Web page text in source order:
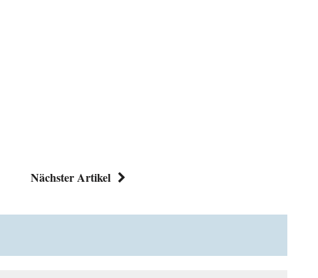
Nächster Artikel